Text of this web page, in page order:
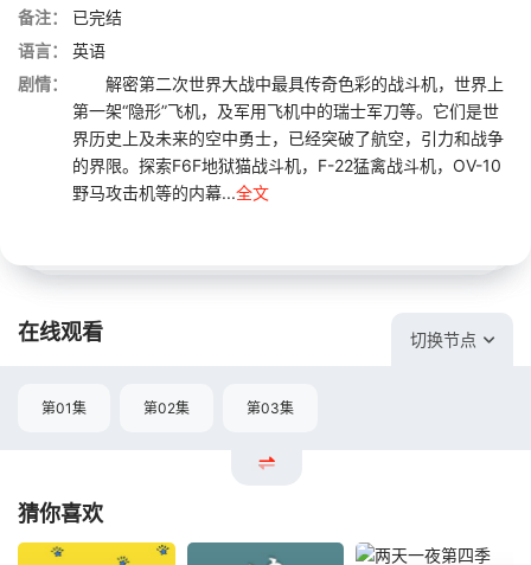
备注：
已完结
语言：
英语
剧情：
解密第二次世界大战中最具传奇色彩的战斗机，世界上
第一架“隐形”飞机，及军用飞机中的瑞士军刀等。它们是世
界历史上及未来的空中勇士，已经突破了航空，引力和战争
的界限。探索F6F地狱猫战斗机，F-22猛禽战斗机，OV-10
野马攻击机等的内幕...全文
在线观看 切换节点
第01集 第02集 第03集
猜你喜欢